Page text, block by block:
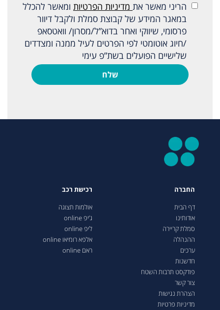
הריני מאשר את מדיניות הפרטיות ומאשר להכלל
במאגר המידע של קבוצת סמלת ולקבל דיוור
פרסומי, שיווקי ואחר בדוא”ל/מסרון/ וואטסאפ
/חיוג אוטומטי לפי הפרטים לעיל ממנה ומצדדים
שלישיים הפועלים בשת”פ עימי
שלח
החברה
דף הבית
אודותינו
סמלת קריירה
ההנהלה
ערכים
חדשנות
פודקסט תרבות השטח
צור קשר
הצהרת נגישות
מדיניות פרטיות
רכישת רכב
אולמות תצוגה
ג’יפ online
ליפ online
אלפא רומיאו online
ראם online